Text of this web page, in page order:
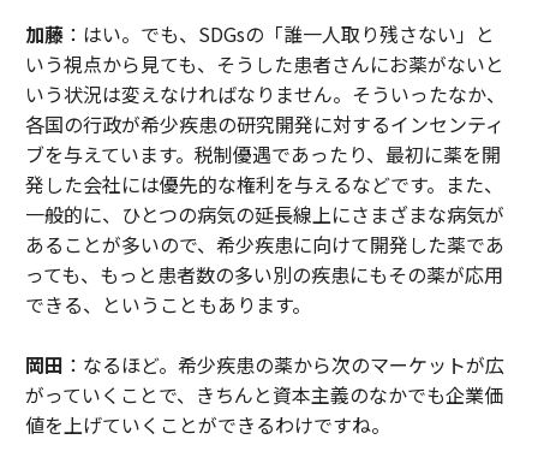
加藤：はい。でも、SDGsの「誰一人取り残さない」と
いう視点から見ても、そうした患者さんにお薬がないと
いう状況は変えなければなりません。そういったなか、
各国の行政が希少疾患の研究開発に対するインセンティ
ブを与えています。税制優遇であったり、最初に薬を開
発した会社には優先的な権利を与えるなどです。また、
一般的に、ひとつの病気の延長線上にさまざまな病気が
あることが多いので、希少疾患に向けて開発した薬であ
っても、もっと患者数の多い別の疾患にもその薬が応用
できる、ということもあります。
岡田 ：なるほど。希少疾患の薬から次のマーケットが広
がっていくことで、きちんと資本主義のなかでも企業価
値を上げていくことができるわけですね。